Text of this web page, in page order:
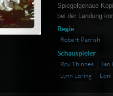
Spiegelgenaue
bei der Landung
Regie
Robert Parrish
Schauspieler
Roy Thinnes
Ian
Lynn Loring